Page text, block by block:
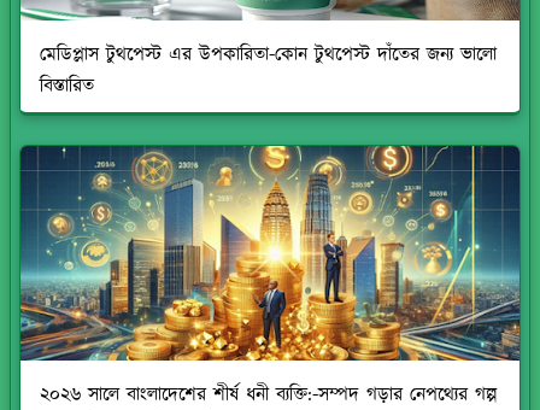
মেডিপ্লাস টুথপেস্ট এর উপকারিতা-কোন টুথপেস্ট দাঁতের জন্য ভালো
বিস্তারিত
২০২৬ সালে বাংলাদেশের শীর্ষ ধনী ব্যক্তি:-সম্পদ গড়ার নেপথ্যের গল্প